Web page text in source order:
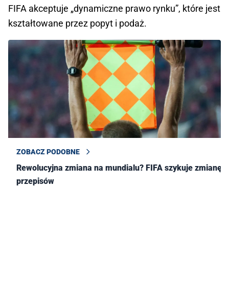
FIFA akceptuje „dynamiczne prawo rynku”, które jest
kształtowane przez popyt i podaż.
ZOBACZ PODOBNE
Rewolucyjna zmiana na mundialu? FIFA szykuje zmianę
przepisów